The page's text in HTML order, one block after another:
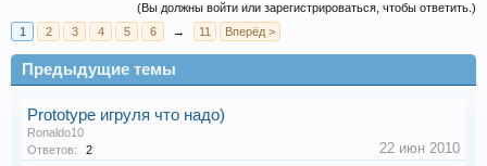
(Вы должны войти или зарегистрироваться, чтобы ответить.)
1
2 3 4 5 6 → 11 Вперёд >
Предыдущие темы
Prototype игруля что надо)
Ronaldo10
Ответов:
2 22 июн 2010